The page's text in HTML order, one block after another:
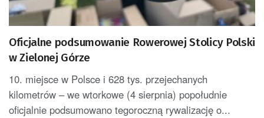
Oficjalne podsumowanie Rowerowej Stolicy Polski
w Zielonej Górze
10. miejsce w Polsce i 628 tys. przejechanych
kilometrów – we wtorkowe (4 sierpnia) popołudnie
oficjalnie podsumowano tegoroczną rywalizację o...